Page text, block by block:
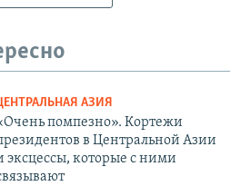
АЗИЯ
помпезно». Кортежи
в Центральной Азии
эксцессы, которые с ними